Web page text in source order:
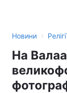
Новини ›
На